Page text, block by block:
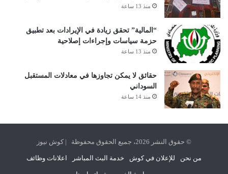
منذ 13 ساعة
“المالية” تحقق زيادة في الإيرادات بعد تطبيق
حزمة سياسات وإجراءات إصلاحية
منذ 13 ساعة
حقائق لا يمكن تجاوزها في معادلات المستقبل
السوداني
منذ 14 ساعة
© حقوق النشر 2026، جميع الحقوق محفوظة | كوش نيوز
من نحن للإعلان في كوش خدمة البث المباشر اعلانات وظائف